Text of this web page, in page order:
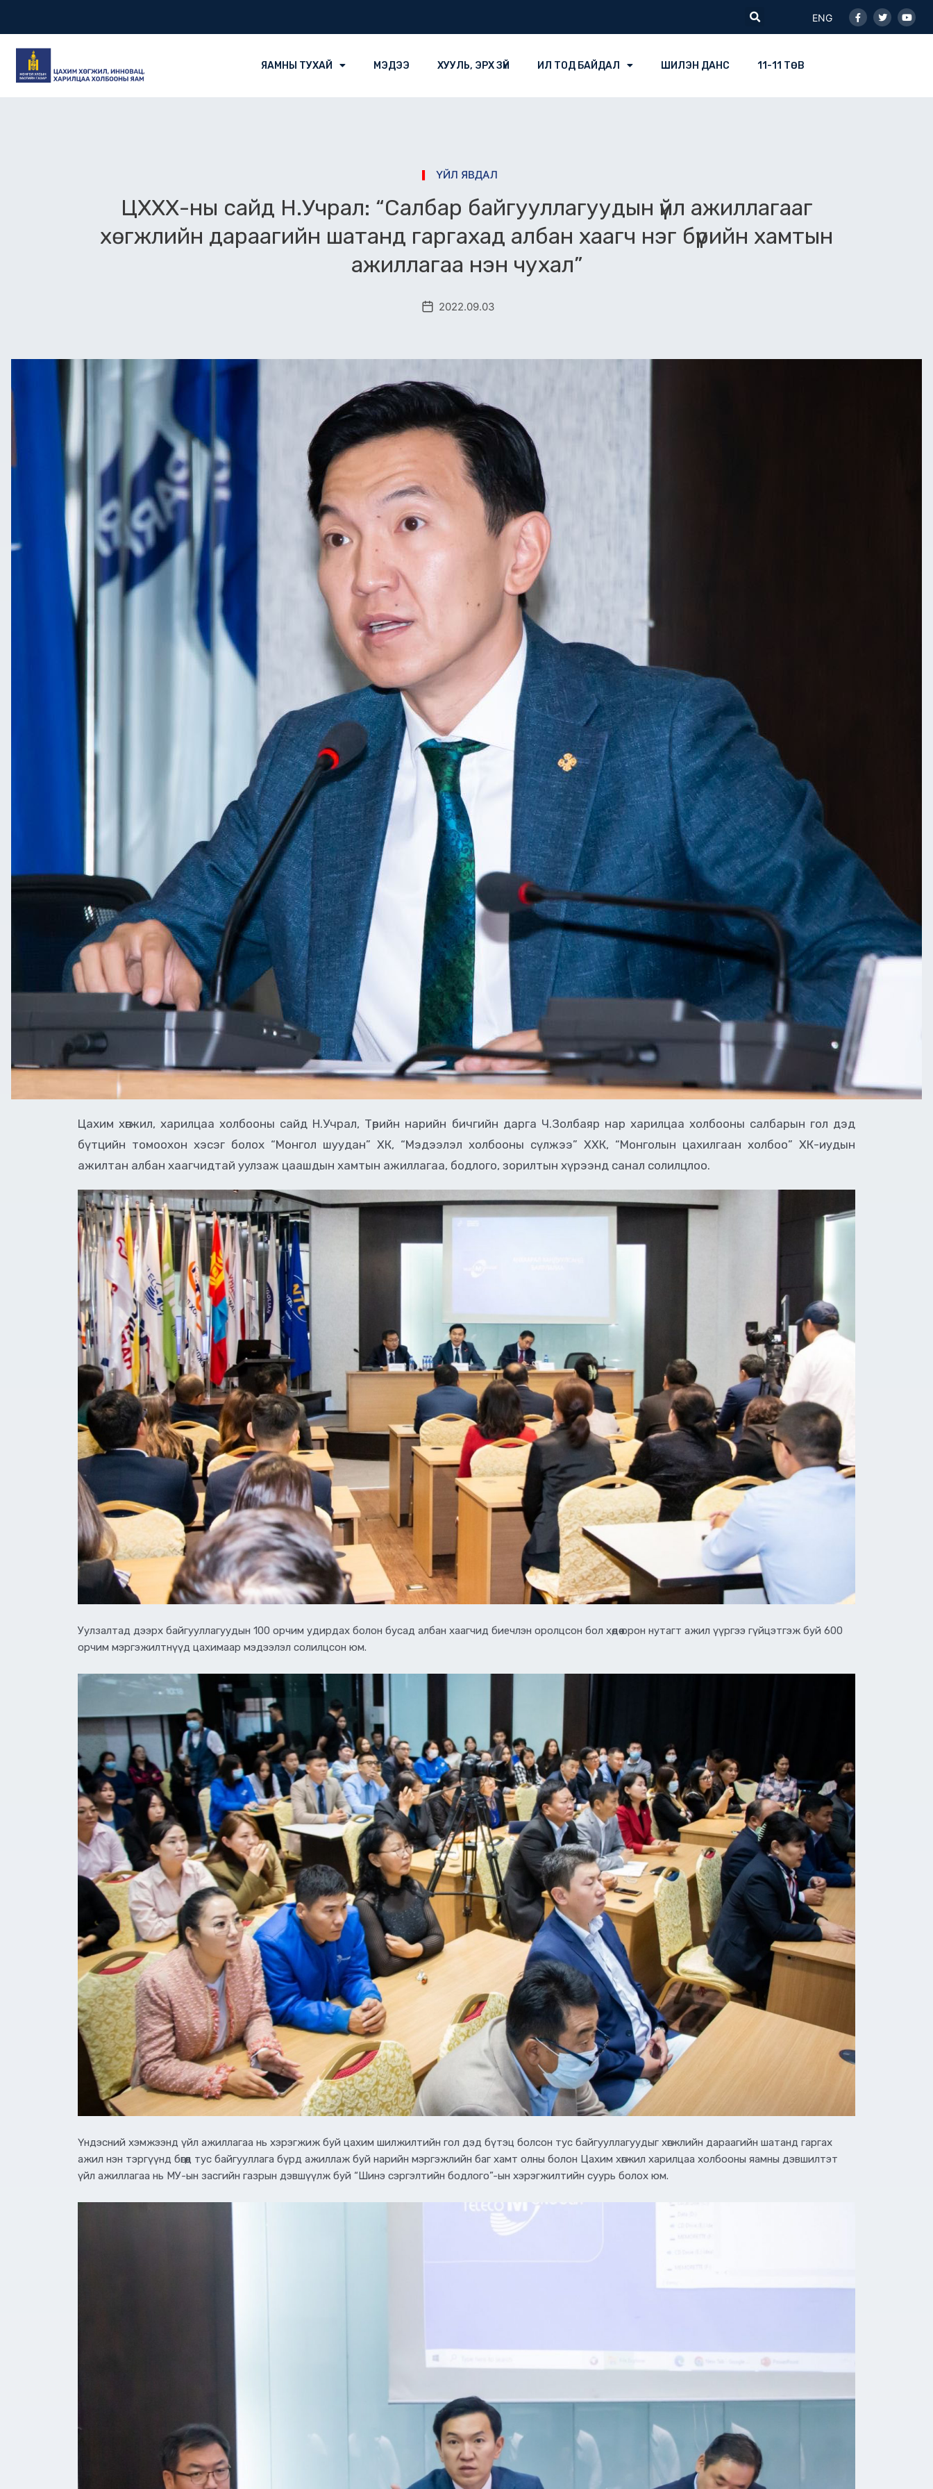
Search
ENG
f
ЯАМНЫ ТУХАЙ МЭДЭЭ ХУУЛЬ, ЭРХ ЗҮЙ ИЛ ТОД БАЙДАЛ ШИЛЭН ДАНС 11-11 ТӨВ
ҮЙЛ ЯВДАЛ
ЦХХХ-ны сайд Н.Учрал: “Салбар байгууллагуудын үйл ажиллагааг
хөгжлийн дараагийн шатанд гаргахад албан хаагч нэг бүрийн хамтын
ажиллагаа нэн чухал”
2022.09.03
Цахим хөгжил, харилцаа холбооны сайд Н.Учрал, Төрийн нарийн бичгийн дарга Ч.Золбаяр нар харилцаа холбооны салбарын гол дэд
бүтцийн томоохон хэсэг болох “Монгол шуудан” ХК, “Мэдээлэл холбооны сүлжээ” ХХК, “Монголын цахилгаан холбоо” ХК-иудын
ажилтан албан хаагчидтай уулзаж цаашдын хамтын ажиллагаа, бодлого, зорилтын хүрээнд санал солилцлоо.
Уулзалтад дээрх байгууллагуудын 100 орчим удирдах болон бусад албан хаагчид биечлэн оролцсон бол хөдөө орон нутагт ажил үүргээ гүйцэтгэж буй 600
орчим мэргэжилтнүүд цахимаар мэдээлэл солилцсон юм.
Үндэсний хэмжээнд үйл ажиллагаа нь хэрэгжиж буй цахим шилжилтийн гол дэд бүтэц болсон тус байгууллагуудыг хөгжлийн дараагийн шатанд гаргах
ажил нэн тэргүүнд бөгөөд тус байгууллага бүрд ажиллаж буй нарийн мэргэжлийн баг хамт олны болон Цахим хөгжил харилцаа холбооны яамны дэвшилтэт
үйл ажиллагаа нь МУ-ын засгийн газрын дэвшүүлж буй “Шинэ сэргэлтийн бодлогo”-ын хэрэгжилтийн суурь болох юм.